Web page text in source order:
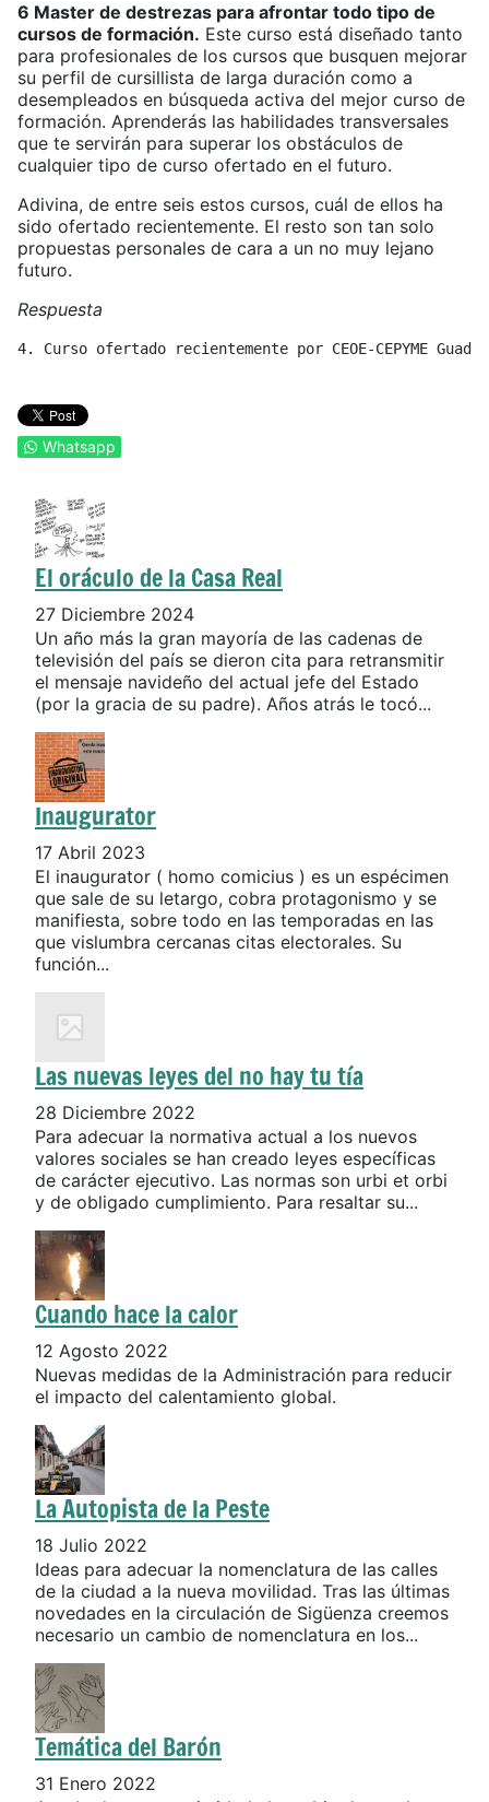
6 Master de destrezas para afrontar todo tipo de
cursos de formación. Este curso está diseñado tanto
para profesionales de los cursos que busquen mejorar
su perfil de cursillista de larga duración como a
desempleados en búsqueda activa del mejor curso de
formación. Aprenderás las habilidades transversales
que te servirán para superar los obstáculos de
cualquier tipo de curso ofertado en el futuro.
Adivina, de entre seis estos cursos, cuál de ellos ha
sido ofertado recientemente. El resto son tan solo
propuestas personales de cara a un no muy lejano
futuro.
Respuesta
4. Curso ofertado recientemente por CEOE-CEPYME
Whatsapp
El oráculo de la Casa Real
27 Diciembre 2024
Un año más la gran mayoría de las cadenas de
televisión del país se dieron cita para retransmitir
el mensaje navideño del actual jefe del Estado
(por la gracia de su padre). Años atrás le tocó...
Inaugurator
17 Abril 2023
El inaugurator ( homo comicius ) es un espécimen
que sale de su letargo, cobra protagonismo y se
manifiesta, sobre todo en las temporadas en las
que vislumbra cercanas citas electorales. Su
función...
Las nuevas leyes del no hay tu tía
28 Diciembre 2022
Para adecuar la normativa actual a los nuevos
valores sociales se han creado leyes específicas
de carácter ejecutivo. Las normas son urbi et orbi
y de obligado cumplimiento. Para resaltar su...
Cuando hace la calor
12 Agosto 2022
Nuevas medidas de la Administración para reducir
el impacto del calentamiento global.
La Autopista de la Peste
18 Julio 2022
Ideas para adecuar la nomenclatura de las calles
de la ciudad a la nueva movilidad. Tras las últimas
novedades en la circulación de Sigüenza creemos
necesario un cambio de nomenclatura en los...
Temática del Barón
31 Enero 2022